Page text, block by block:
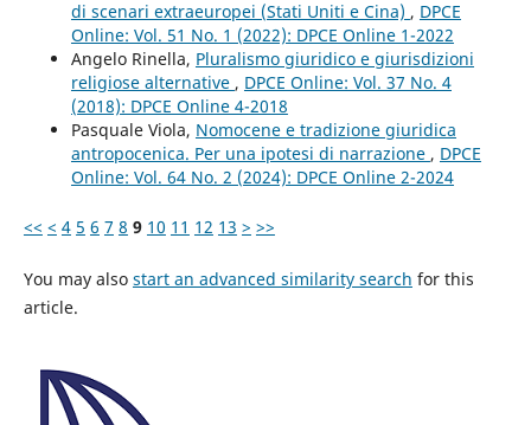
di scenari extraeuropei (Stati Uniti e Cina) , DPCE
Online: Vol. 51 No. 1 (2022): DPCE Online 1-2022
Angelo Rinella, Pluralismo giuridico e giurisdizioni
religiose alternative , DPCE Online: Vol. 37 No. 4
(2018): DPCE Online 4-2018
Pasquale Viola, Nomocene e tradizione giuridica
antropocenica. Per una ipotesi di narrazione , DPCE
Online: Vol. 64 No. 2 (2024): DPCE Online 2-2024
<< < 4 5 6 7 8 9 10 11 12 13 > >>
You may also start an advanced similarity search for this
article.